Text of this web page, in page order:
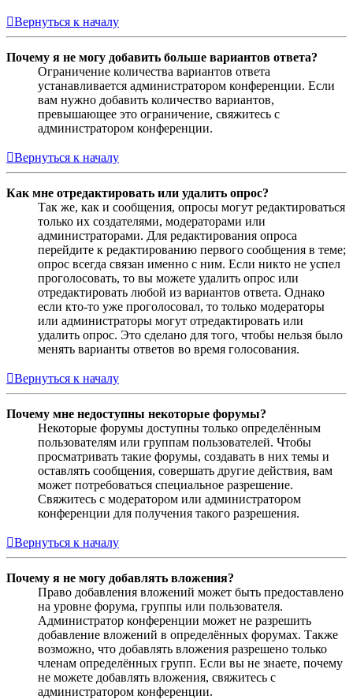
Вернуться к началу
Почему я не могу добавить больше вариантов ответа?
Ограничение количества вариантов ответа
устанавливается администратором конференции. Если
вам нужно добавить количество вариантов,
превышающее это ограничение, свяжитесь с
администратором конференции.
Вернуться к началу
Как мне отредактировать или удалить опрос?
Так же, как и сообщения, опросы могут редактироваться
только их создателями, модераторами или
администраторами. Для редактирования опроса
перейдите к редактированию первого сообщения в теме;
опрос всегда связан именно с ним. Если никто не успел
проголосовать, то вы можете удалить опрос или
отредактировать любой из вариантов ответа. Однако
если кто-то уже проголосовал, то только модераторы
или администраторы могут отредактировать или
удалить опрос. Это сделано для того, чтобы нельзя было
менять варианты ответов во время голосования.
Вернуться к началу
Почему мне недоступны некоторые форумы?
Некоторые форумы доступны только определённым
пользователям или группам пользователей. Чтобы
просматривать такие форумы, создавать в них темы и
оставлять сообщения, совершать другие действия, вам
может потребоваться специальное разрешение.
Свяжитесь с модератором или администратором
конференции для получения такого разрешения.
Вернуться к началу
Почему я не могу добавлять вложения?
Право добавления вложений может быть предоставлено
на уровне форума, группы или пользователя.
Администратор конференции может не разрешить
добавление вложений в определённых форумах. Также
возможно, что добавлять вложения разрешено только
членам определённых групп. Если вы не знаете, почему
не можете добавлять вложения, свяжитесь с
администратором конференции.